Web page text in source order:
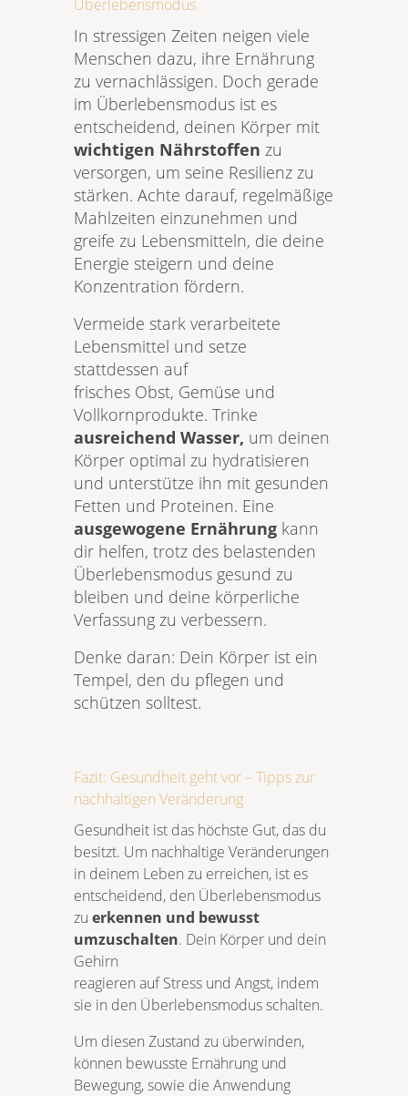
Überlebensmodus
In stressigen Zeiten neigen viele
Menschen dazu, ihre Ernährung
zu vernachlässigen. Doch gerade
im Überlebensmodus ist es
entscheidend, deinen Körper mit
wichtigen Nährstoffen zu
versorgen, um seine Resilienz zu
stärken. Achte darauf, regelmäßige
Mahlzeiten einzunehmen und
greife zu Lebensmitteln, die deine
Energie steigern und deine
Konzentration fördern.
Vermeide stark verarbeitete
Lebensmittel und setze
stattdessen auf
frisches Obst, Gemüse und
Vollkornprodukte. Trinke
ausreichend Wasser, um deinen
Körper optimal zu hydratisieren
und unterstütze ihn mit gesunden
Fetten und Proteinen. Eine
ausgewogene Ernährungkann
dir helfen, trotz des belastenden
Überlebensmodus gesund zu
bleiben und deine körperliche
Verfassung zu verbessern.
Denke daran: Dein Körper ist ein
Tempel, den du pflegen und
schützen solltest.
Fazit: Gesundheit geht vor – Tipps zur
nachhaltigen Veränderung
Gesundheit ist das höchste Gut, das du
besitzt. Um nachhaltige Veränderungen
in deinem Leben zu erreichen, ist es
entscheidend, den Überlebensmodus
zu erkennen und bewusst
umzuschalten. Dein Körper und dein
Gehirn
reagieren auf Stress und Angst, indem
sie in den Überlebensmodus schalten.
Um diesen Zustand zu überwinden,
können bewusste Ernährung und
Bewegung, sowie die Anwendung